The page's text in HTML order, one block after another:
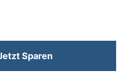
Sparen